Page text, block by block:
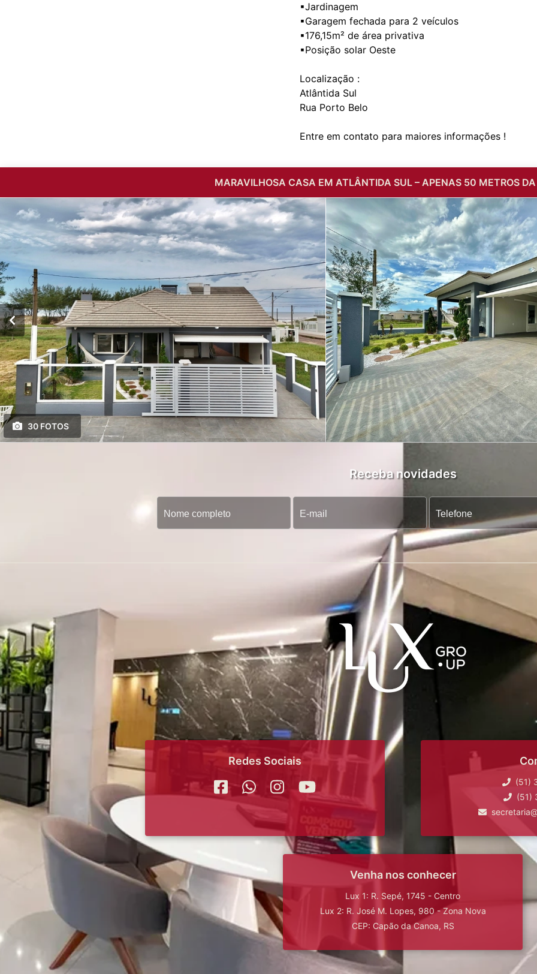
▪Jardinagem
▪Garagem fechada para 2 veículos
▪176,15m² de área privativa
▪Posição solar Oeste
Localização :
Atlântida Sul
Rua Porto Belo
MARAVILHOSA CASA EM ATLÂNTIDA SUL – APENAS 50 METROS
30 FOTOS
Receba novidades
Redes Sociais
(51)
(51)
Venha nos conhecer
Lux 1: R. Sepé, 1745 - Centro
Lux 2: R. José M. Lopes, 980 - Zona Nova
CEP: Capão da Canoa, RS